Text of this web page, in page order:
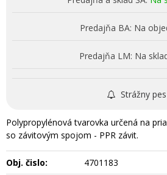
Predajňa BA: Na
Predajňa LM: Na
Strážny pes
Polypropylénová tvarovka určená na
so závitovým spojom - PPR závit.
Obj. čislo:
4701183